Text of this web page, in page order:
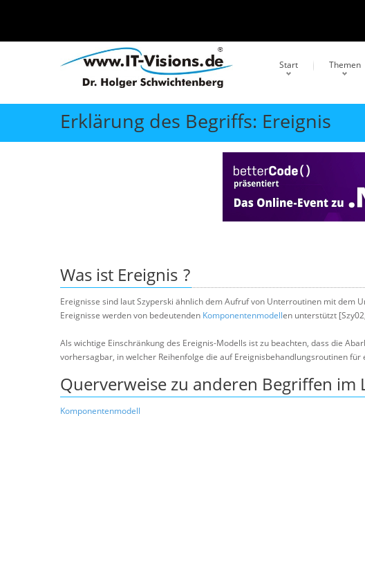
Start Themen
Erklärung des Begriffs: Ereignis
Was ist Ereignis ?
Ereignisse sind laut Szyperski ähnlich dem Aufruf von Unterroutinen mit dem
Ereignisse werden von bedeutenden Komponentenmodellen unterstützt
Als wichtige Einschränkung des Ereignis-Modells ist zu beachten, dass die
vorhersagbar, in welcher Reihenfolge die auf Ereignisbehandlungsroutinen
Querverweise zu anderen Begriffen im
Komponentenmodell